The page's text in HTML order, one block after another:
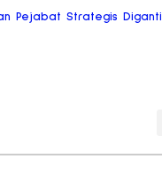
Pejabat Strategis Diganti